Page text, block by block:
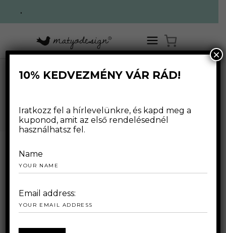
.
MEGÚJULUNK!
10% KEDVEZMÉNY VÁR RÁD!
Iratkozz fel a hírlevelünkre, és kapd meg a
kuponod, amit az első rendelésednél
használhatsz fel.
Name
Email address:
×